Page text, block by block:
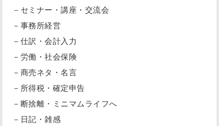
－セミナー・講座・交流会
－事務所経営
－仕訳・会計入力
－労働・社会保険
－商売ネタ・名言
－所得税・確定申告
－断捨離・ミニマムライフへ
－日記・雑感